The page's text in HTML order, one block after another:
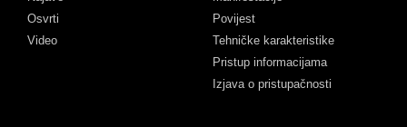
Osvrti
Video
Povijest
Tehničke karakteristike
Pristup informacijama
Izjava o pristupačnosti